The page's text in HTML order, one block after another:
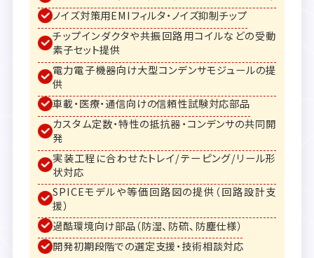
ノイズ対策用EMIフィルタ・ノイズ抑制チップ
チップインダクタや共振回路用コイルなどの受動
素子セット提供
電力電子機器向け大型コンデンサモジュールの提
供
車載・医療・通信向けの信頼性試験対応部品
カスタム定数・特性の抵抗器・コンデンサの共同開
発
実装工程に合わせたトレイ/テーピング/リール形
状対応
SPICEモデルや等価回路図の提供（回路設計支
援）
過酷環境向け部品（防湿、防硫、防塵仕様）
開発初期段階での選定支援・技術相談対応